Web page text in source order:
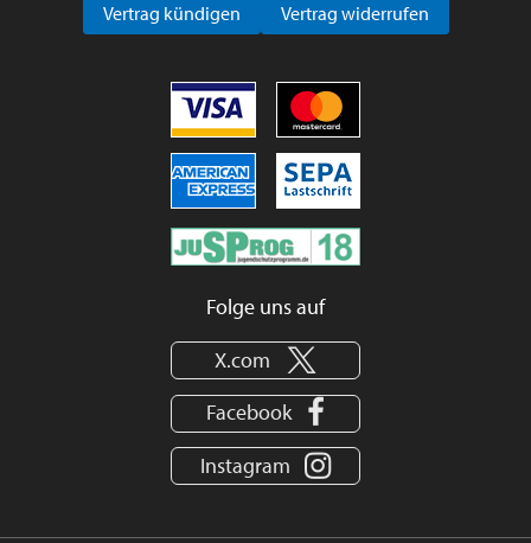
Vertrag kündigen Vertrag widerrufen
Folge uns auf
X.com
Facebook
Instagram